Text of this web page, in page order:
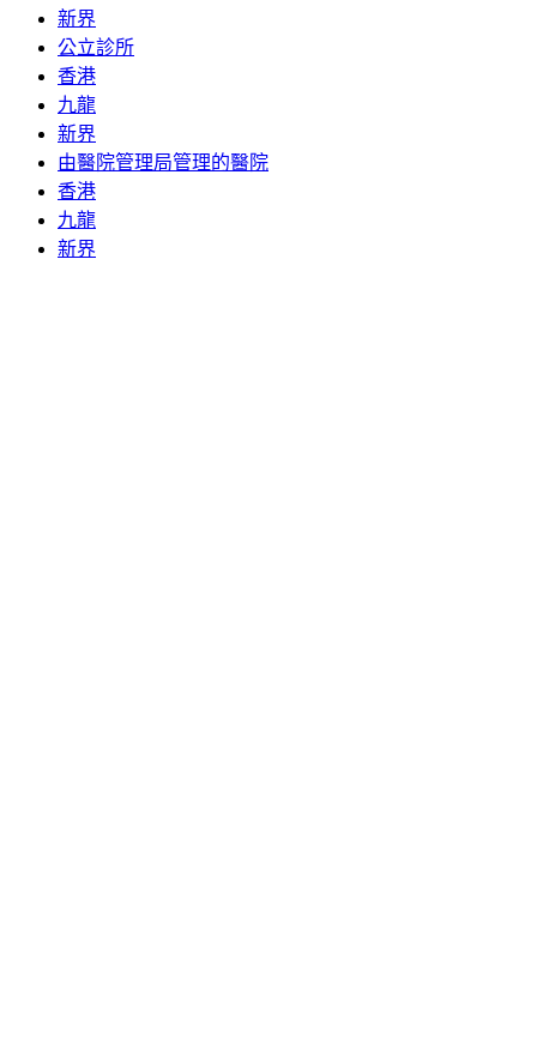
新界
公立診所
香港
九龍
新界
由醫院管理局管理的醫院
香港
九龍
新界